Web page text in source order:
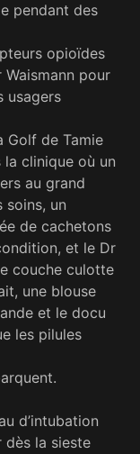
pendant des
opioïdes
Waismann pour
usagers
Golf de Tamie
la clinique où un
au grand
soins, un
de cachetons
et le Dr
couche culotte
une blouse
et le docu
les pilules
d’intubation
dès la sieste